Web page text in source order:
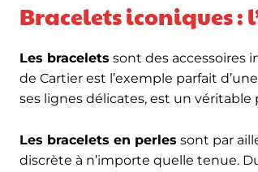
Bracelets iconiques :
Les bracelets sont des accessoires
de Cartier est l’exemple parfait
ses lignes délicates, est un véritable
Les bracelets en perles sont par
discrète à n’importe quelle tenue.